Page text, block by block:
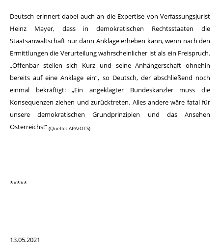
Deutsch erinnert dabei auch an die Expertise von Verfassungsjurist
Heinz Mayer, dass in demokratischen Rechtsstaaten die
Staatsanwaltschaft nur dann Anklage erheben kann, wenn nach den
Ermittlungen die Verurteilung wahrscheinlicher ist als ein Freispruch.
„Offenbar stellen sich Kurz und seine Anhängerschaft ohnehin
bereits auf eine Anklage ein“, so Deutsch, der abschließend noch
einmal bekräftigt: „Ein angeklagter Bundeskanzler muss die
Konsequenzen ziehen und zurücktreten. Alles andere wäre fatal für
unsere demokratischen Grundprinzipien und das Ansehen
Österreichs!“ (Quelle: APA/OTS)
*****
13.05.2021